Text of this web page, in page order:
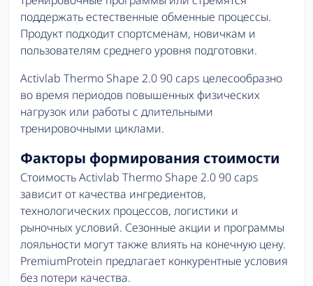
поддержать естественные обменные процессы.
Продукт подходит спортсменам, новичкам и
пользователям среднего уровня подготовки.
Activlab Thermo Shape 2.0 90 caps целесообразно
во время периодов повышенных физических
нагрузок или работы с длительными
тренировочными циклами.
Факторы формирования стоимости
Стоимость Activlab Thermo Shape 2.0 90 caps
зависит от качества ингредиентов,
технологических процессов, логистики и
рыночных условий. Сезонные акции и программы
лояльности могут также влиять на конечную цену.
PremiumProtein предлагает конкурентные условия
без потери качества.